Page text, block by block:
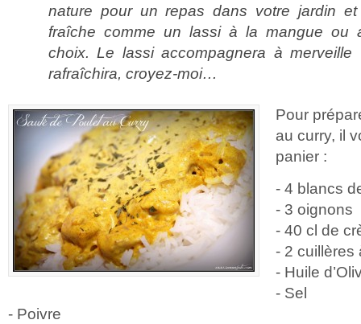
nature pour un repas dans votre jardin et
fraîche comme un lassi à la mangue ou
choix. Le lassi accompagnera à
rafraîchira, croyez-moi…
Pour
au curry, il
panier :
- 4 blancs
- 3 oignons
- 40 cl de
- 2 cuillères
- Huile
- Sel
- Poivre